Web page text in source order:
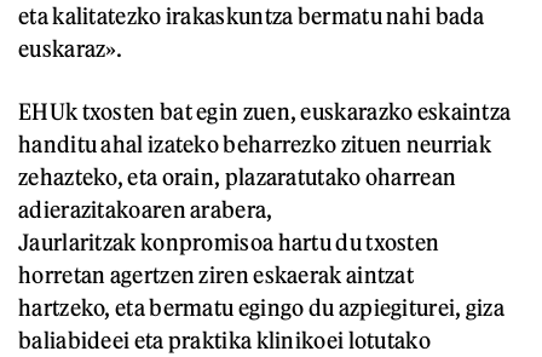
eta kalitatezko irakaskuntza bermatu nahi bada
euskaraz».
EHUk txosten bat egin zuen, euskarazko eskaintza
handitu ahal izateko beharrezko zituen neurriak
zehazteko, eta orain, plazaratutako oharrean
adierazitakoaren arabera,
Jaurlaritzak konpromisoa hartu du txosten
horretan agertzen ziren eskaerak aintzat
hartzeko, eta bermatu egingo du azpiegiturei, giza
baliabideei eta praktika klinikoei lotutako